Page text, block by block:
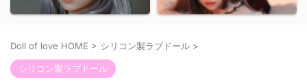
Doll of love HOME > シリコン製ラブドール >
シリコン製ラブドール